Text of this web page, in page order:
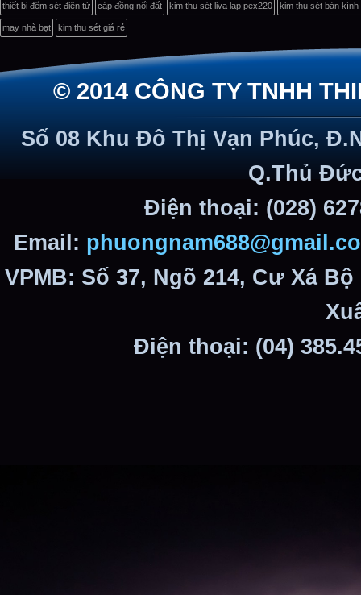
thiết bị đếm sét điện tử cáp đồng nối đất kim thu sét liva lap pex220 kim thu sét bán kính
may nhà bạt kim thu sét giá rẻ
© 2014 CÔNG TY TNHH
Số 08 Khu Đô Thị Vạn Phúc,
Q.Thủ
Điện thoại: (028)
Email:
VPMB: Số 37, Ngõ 214, Cư Xá
Điện thoại: (04)